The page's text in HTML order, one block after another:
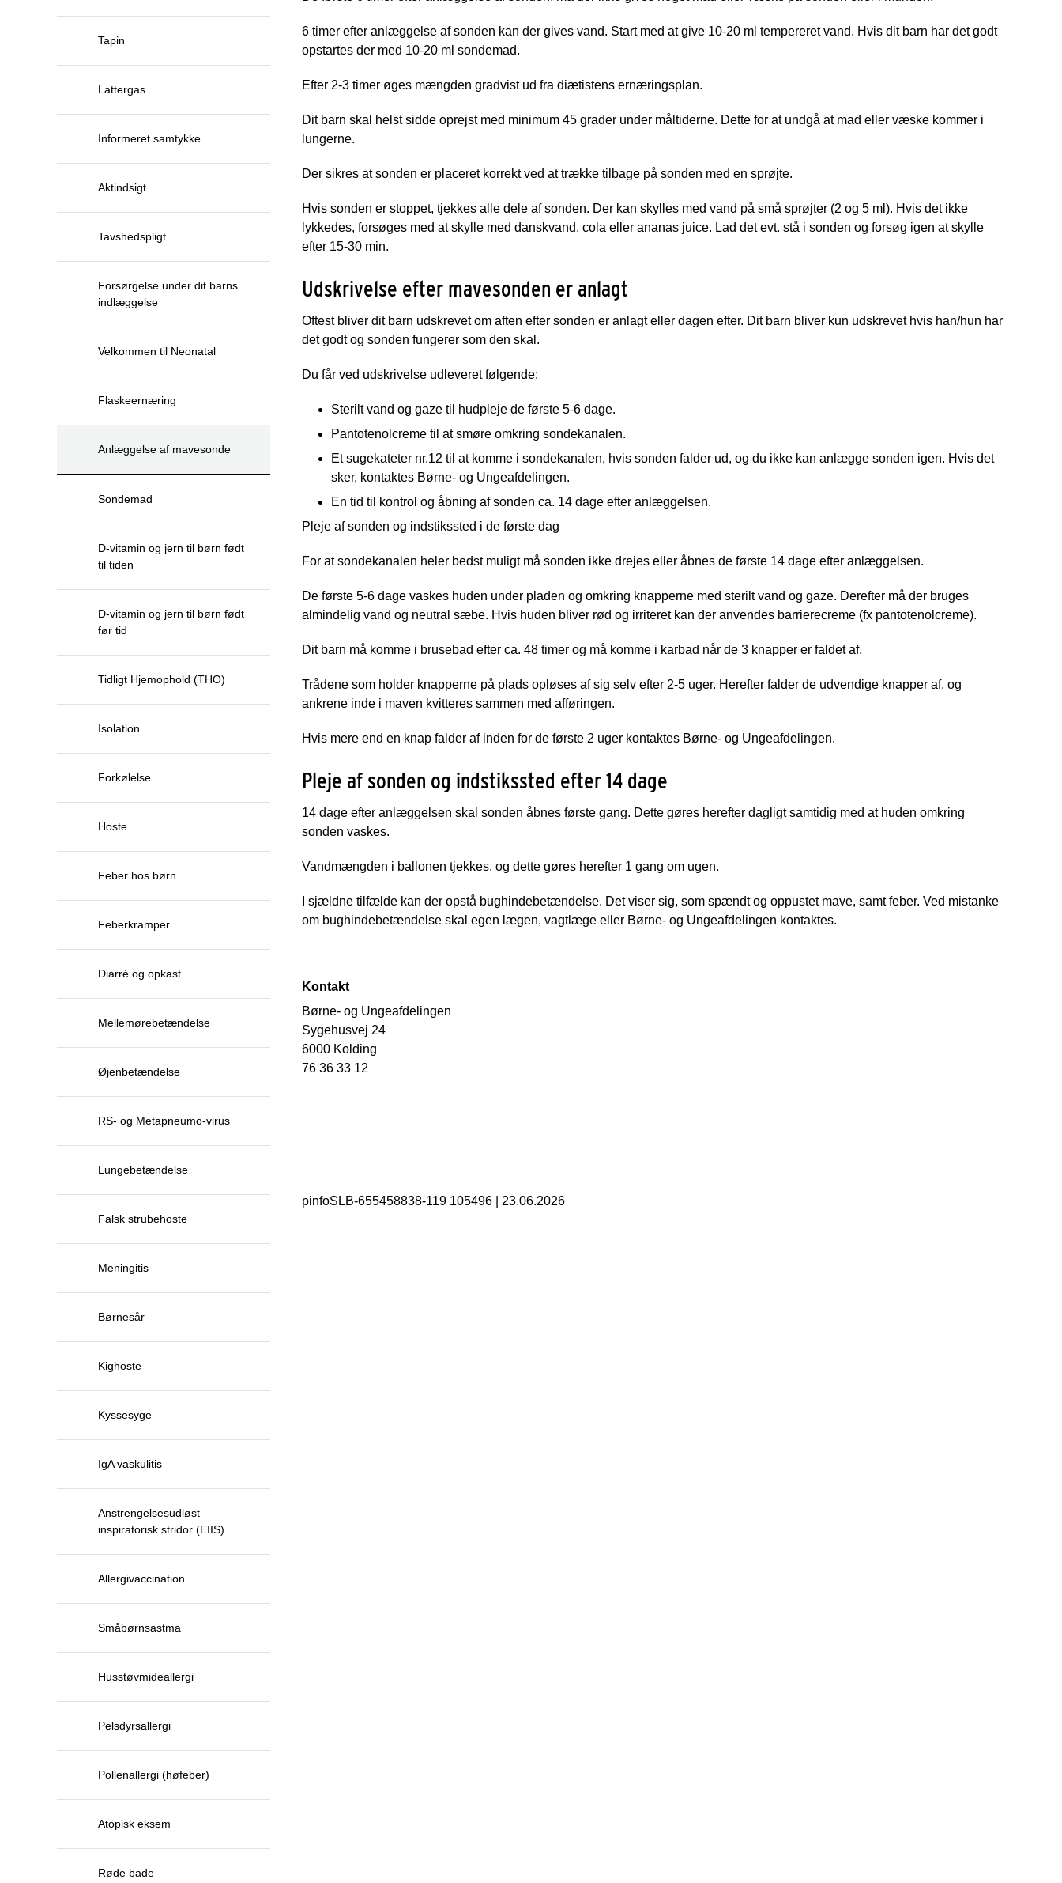
Tapin
Lattergas
Informeret samtykke
Aktindsigt
Tavshedspligt
Forsørgelse under dit barns
indlæggelse
Velkommen til Neonatal
Flaskeernæring
Anlæggelse af mavesonde
Sondemad
D-vitamin og jern til børn født
til tiden
D-vitamin og jern til børn født
før tid
Tidligt Hjemophold (THO)
Isolation
Forkølelse
Hoste
Feber hos børn
Feberkramper
Diarré og opkast
Mellemørebetændelse
Øjenbetændelse
RS- og Metapneumo-virus
Lungebetændelse
Falsk strubehoste
Meningitis
Børnesår
Kighoste
Kyssesyge
IgA vaskulitis
Anstrengelsesudløst
inspiratorisk stridor (EIIS)
Allergivaccination
Småbørnsastma
Husstøvmideallergi
Pelsdyrsallergi
Pollenallergi (høfeber)
Atopisk eksem
Røde bade
6 timer efter anlæggelse af sonden kan der gives vand. Start med at give 10-20 ml tempereret vand. Hvis dit barn har det godt
opstartes der med 10-20 ml sondemad.
Efter 2-3 timer øges mængden gradvist ud fra diætistens ernæringsplan.
Dit barn skal helst sidde oprejst med minimum 45 grader under måltiderne. Dette for at undgå at mad eller væske kommer i
lungerne.
Der sikres at sonden er placeret korrekt ved at trække tilbage på sonden med en sprøjte.
Hvis sonden er stoppet, tjekkes alle dele af sonden. Der kan skylles med vand på små sprøjter (2 og 5 ml). Hvis det ikke
lykkedes, forsøges med at skylle med danskvand, cola eller ananas juice. Lad det evt. stå i sonden og forsøg igen at skylle
efter 15-30 min.
Udskrivelse efter mavesonden er anlagt
Oftest bliver dit barn udskrevet om aften efter sonden er anlagt eller dagen efter. Dit barn bliver kun udskrevet hvis han/hun har
det godt og sonden fungerer som den skal.
Du får ved udskrivelse udleveret følgende:
Sterilt vand og gaze til hudpleje de første 5-6 dage.
Pantotenolcreme til at smøre omkring sondekanalen.
Et sugekateter nr.12 til at komme i sondekanalen, hvis sonden falder ud, og du ikke kan anlægge sonden igen. Hvis det
sker, kontaktes Børne- og Ungeafdelingen.
En tid til kontrol og åbning af sonden ca. 14 dage efter anlæggelsen.
Pleje af sonden og indstikssted i de første dag
For at sondekanalen heler bedst muligt må sonden ikke drejes eller åbnes de første 14 dage efter anlæggelsen.
De første 5-6 dage vaskes huden under pladen og omkring knapperne med sterilt vand og gaze. Derefter må der bruges
almindelig vand og neutral sæbe. Hvis huden bliver rød og irriteret kan der anvendes barrierecreme (fx pantotenolcreme).
Dit barn må komme i brusebad efter ca. 48 timer og må komme i karbad når de 3 knapper er faldet af.
Trådene som holder knapperne på plads opløses af sig selv efter 2-5 uger. Herefter falder de udvendige knapper af, og
ankrene inde i maven kvitteres sammen med afføringen.
Hvis mere end en knap falder af inden for de første 2 uger kontaktes Børne- og Ungeafdelingen.
Pleje af sonden og indstikssted efter 14 dage
14 dage efter anlæggelsen skal sonden åbnes første gang. Dette gøres herefter dagligt samtidig med at huden omkring
sonden vaskes.
Vandmængden i ballonen tjekkes, og dette gøres herefter 1 gang om ugen.
I sjældne tilfælde kan der opstå bughindebetændelse. Det viser sig, som spændt og oppustet mave, samt feber. Ved mistanke
om bughindebetændelse skal egen lægen, vagtlæge eller Børne- og Ungeafdelingen kontaktes.
Kontakt
Børne- og Ungeafdelingen
Sygehusvej 24
6000 Kolding
76 36 33 12
pinfoSLB-655458838-119 105496 23.06.2026